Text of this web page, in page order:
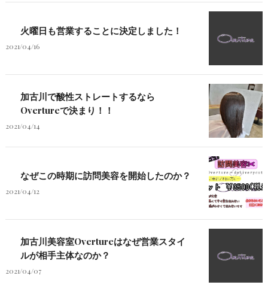
火曜日も営業することに決定しました！
2021/04/16
加古川で酸性ストレートするなら
Overtureで決まり！！
2021/04/14
なぜこの時期に訪問美容を開始したのか？
2021/04/12
加古川美容室Overtureはなぜ営業スタイ
ルが相手主体なのか？
2021/04/07